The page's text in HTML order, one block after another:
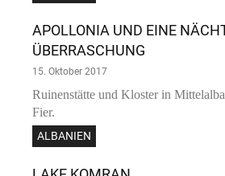
APOLLONIA UND EINE
ÜBERRASCHUNG
15. Oktober 2017
Ruinenstätte und Kloster in
Fier.
ALBANIEN